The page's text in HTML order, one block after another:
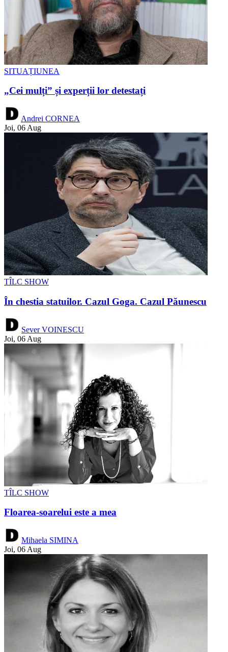
SITUAȚIUNEA
„Cei mulți” și experții lor detestați
Andrei CORNEA
Joi, 06 Aug
TÎLC SHOW
În chestia statuilor. Cazul Goga. Cazul Păunescu
Sever VOINESCU
Joi, 06 Aug
TÎLC SHOW
Floarea-soarelui este a mea
Mihaela SIMINA
Joi, 06 Aug